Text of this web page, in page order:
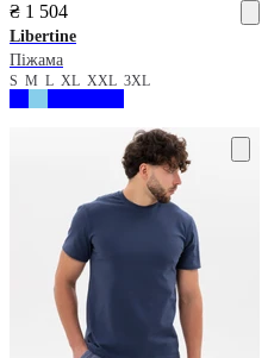
₴ 1 504
Libertine
Піжама
S M L XL XXL 3XL